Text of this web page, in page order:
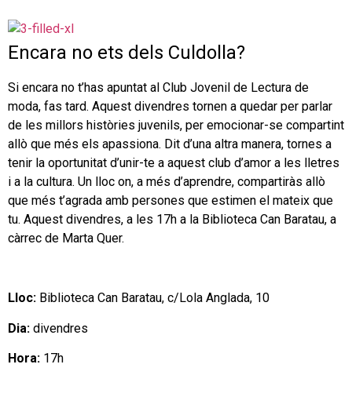
Encara no ets dels Culdolla?
Si encara no t’has apuntat al Club Jovenil de Lectura de
moda, fas tard. Aquest divendres tornen a quedar per parlar
de les millors històries juvenils, per emocionar-se compartint
allò que més els apassiona. Dit d’una altra manera, tornes a
tenir la oportunitat d’unir-te a aquest club d’amor a les lletres
i a la cultura. Un lloc on, a més d’aprendre, compartiràs allò
que més t’agrada amb persones que estimen el mateix que
tu. Aquest divendres, a les 17h a la Biblioteca Can Baratau, a
càrrec de Marta Quer.
Lloc: Biblioteca Can Baratau, c/Lola Anglada, 10
Dia: divendres
Hora: 17h